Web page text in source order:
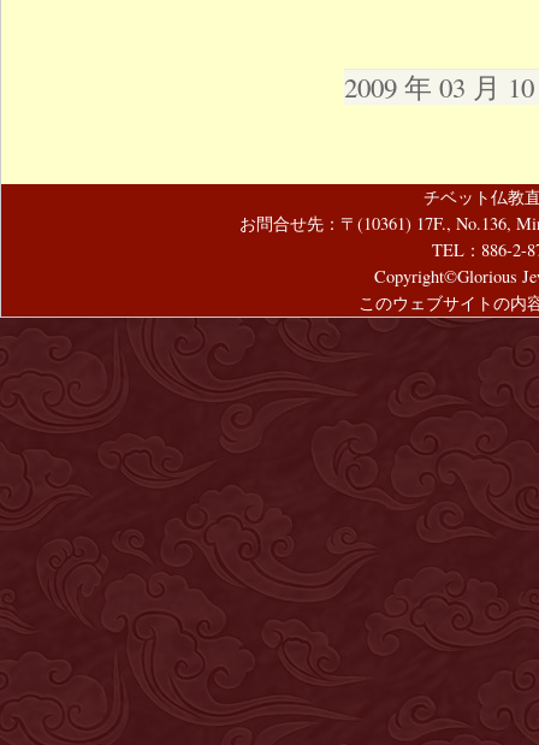
2009 年 03 月
チベット仏教
お問合せ先：〒(10361) 17F., No.136,
TEL：886-2-
Copyright©Glorious
このウェブサイトの内